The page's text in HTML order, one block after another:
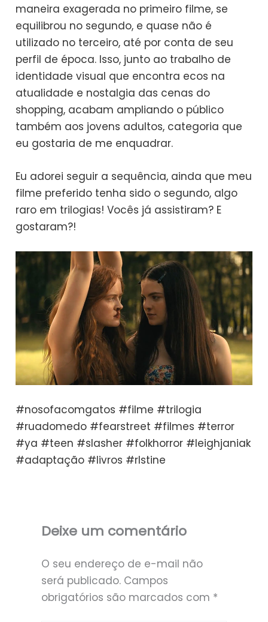
maneira exagerada no primeiro filme, se
equilibrou no segundo, e quase não é
utilizado no terceiro, até por conta de seu
perfil de época. Isso, junto ao trabalho de
identidade visual que encontra ecos na
atualidade e nostalgia das cenas do
shopping, acabam ampliando o público
também aos jovens adultos, categoria que
eu gostaria de me enquadrar.
Eu adorei seguir a sequência, ainda que meu
filme preferido tenha sido o segundo, algo
raro em trilogias! Vocês já assistiram? E
gostaram?!
#nosofacomgatos #filme #trilogia
#ruadomedo #fearstreet #filmes #terror
#ya #teen #slasher #folkhorror #leighjaniak
#adaptação #livros #rlstine
Deixe um comentário
O seu endereço de e-mail não
será publicado. Campos
obrigatórios são marcados com *